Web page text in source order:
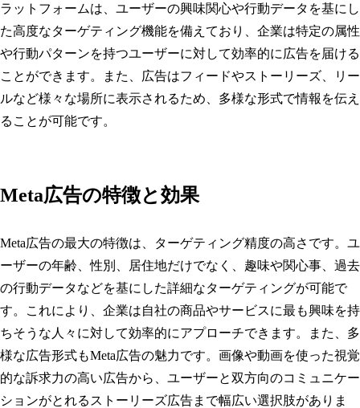
ラットフォームは、ユーザーの興味関心や行動データを基にし
た高度なターゲティング機能を備えており、企業は特定の属性
や行動パターンを持つユーザーに対して効率的に広告を届ける
ことができます。また、広告はフィードやストーリーズ、リー
ルなど様々な場所に表示されるため、多様な形式で情報を伝え
ることが可能です。
Meta広告の特徴と効果
Meta広告の最大の特徴は、ターゲティング精度の高さです。ユ
ーザーの年齢、性別、居住地だけでなく、趣味や関心事、過去
の行動データなどを基にした詳細なターゲティングが可能で
す。これにより、企業は自社の商品やサービスに最も興味を持
ちそうな人々に対して効率的にアプローチできます。また、多
様な広告形式もMeta広告の魅力です。画像や動画を使った視覚
的な訴求力の高い広告から、ユーザーと双方向のコミュニケー
ションがとれるストーリーズ広告まで幅広い選択肢がありま